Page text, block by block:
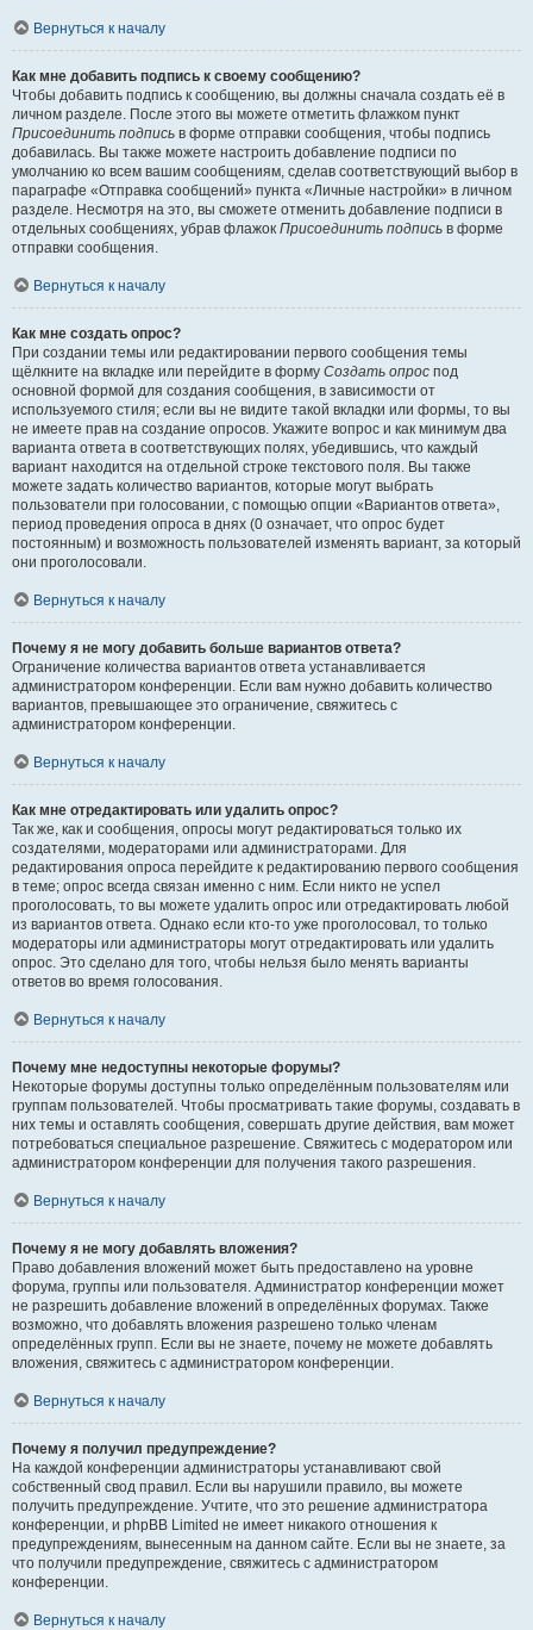
Вернуться к началу
Как мне добавить подпись к своему сообщению?
Чтобы добавить подпись к сообщению, вы должны сначала создать её в
личном разделе. После этого вы можете отметить флажком пункт
Присоединить подпись в форме отправки сообщения, чтобы подпись
добавилась. Вы также можете настроить добавление подписи по
умолчанию ко всем вашим сообщениям, сделав соответствующий выбор в
параграфе «Отправка сообщений» пункта «Личные настройки» в личном
разделе. Несмотря на это, вы сможете отменить добавление подписи в
отдельных сообщениях, убрав флажок Присоединить подпись в форме
отправки сообщения.
Вернуться к началу
Как мне создать опрос?
При создании темы или редактировании первого сообщения темы
щёлкните на вкладке или перейдите в форму Создать опрос под
основной формой для создания сообщения, в зависимости от
используемого стиля; если вы не видите такой вкладки или формы, то вы
не имеете прав на создание опросов. Укажите вопрос и как минимум два
варианта ответа в соответствующих полях, убедившись, что каждый
вариант находится на отдельной строке текстового поля. Вы также
можете задать количество вариантов, которые могут выбрать
пользователи при голосовании, с помощью опции «Вариантов ответа»,
период проведения опроса в днях (0 означает, что опрос будет
постоянным) и возможность пользователей изменять вариант, за который
они проголосовали.
Вернуться к началу
Почему я не могу добавить больше вариантов ответа?
Ограничение количества вариантов ответа устанавливается
администратором конференции. Если вам нужно добавить количество
вариантов, превышающее это ограничение, свяжитесь с
администратором конференции.
Вернуться к началу
Как мне отредактировать или удалить опрос?
Так же, как и сообщения, опросы могут редактироваться только их
создателями, модераторами или администраторами. Для
редактирования опроса перейдите к редактированию первого сообщения
в теме; опрос всегда связан именно с ним. Если никто не успел
проголосовать, то вы можете удалить опрос или отредактировать любой
из вариантов ответа. Однако если кто-то уже проголосовал, то только
модераторы или администраторы могут отредактировать или удалить
опрос. Это сделано для того, чтобы нельзя было менять варианты
ответов во время голосования.
Вернуться к началу
Почему мне недоступны некоторые форумы?
Некоторые форумы доступны только определённым пользователям или
группам пользователей. Чтобы просматривать такие форумы, создавать в
них темы и оставлять сообщения, совершать другие действия, вам может
потребоваться специальное разрешение. Свяжитесь с модератором или
администратором конференции для получения такого разрешения.
Вернуться к началу
Почему я не могу добавлять вложения?
Право добавления вложений может быть предоставлено на уровне
форума, группы или пользователя. Администратор конференции может
не разрешить добавление вложений в определённых форумах. Также
возможно, что добавлять вложения разрешено только членам
определённых групп. Если вы не знаете, почему не можете добавлять
вложения, свяжитесь с администратором конференции.
Вернуться к началу
Почему я получил предупреждение?
На каждой конференции администраторы устанавливают свой
собственный свод правил. Если вы нарушили правило, вы можете
получить предупреждение. Учтите, что это решение администратора
конференции, и phpBB Limited не имеет никакого отношения к
предупреждениям, вынесенным на данном сайте. Если вы не знаете, за
что получили предупреждение, свяжитесь с администратором
конференции.
Вернуться к началу